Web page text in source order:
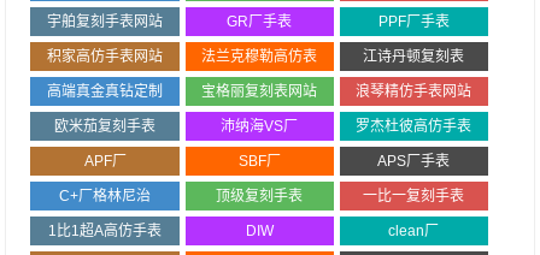
宇舶复刻手表网站 GR厂手表 PPF厂手表
积家高仿手表网站 法兰克穆勒高仿表 江诗丹顿复刻表
高端真金真钻定制 宝格丽复刻表网站 浪琴精仿手表网站
欧米茄复刻手表 沛纳海VS厂 罗杰杜彼高仿手表
APF厂 SBF厂 APS厂手表
C+厂格林尼治 顶级复刻手表 一比一复刻手表
1比1超A高仿手表 DIW clean厂